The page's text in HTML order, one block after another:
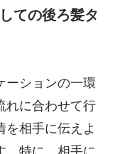
ての後ろ髪タ
ーションの一環
れに合わせて行
を相手に伝えよ